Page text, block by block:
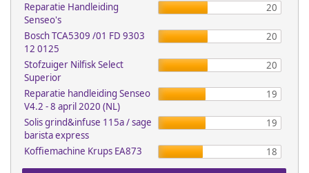
Reparatie Handleiding
Senseo's
20
Bosch TCA5309 /01 FD 9303
12 0125
20
Stofzuiger Nilfisk Select
Superior
20
Reparatie handleiding Senseo
V4.2 - 8 april 2020 (NL)
19
Solis grind&infuse 115a / sage
barista express
19
Koffiemachine Krups EA873 18